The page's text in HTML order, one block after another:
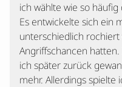
ich wählte wie so
Es entwickelte sich ein
unterschiedlich
Angriffschancen
ich später zurück
mehr. Allerdings